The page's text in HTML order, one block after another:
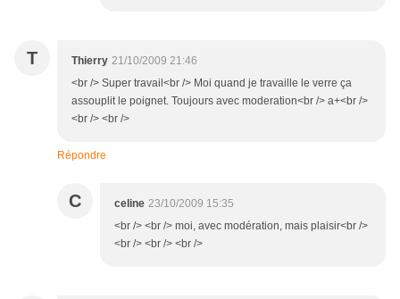
T Thierry 21/10/2009 21:46
<br /> Super travail<br /> Moi quand je travaille le verre ça
assouplit le poignet. Toujours avec moderation<br /> a+<br />
<br /> <br />
Répondre
C celine 23/10/2009 15:35
<br /> <br /> moi, avec modération, mais plaisir<br />
<br /> <br /> <br />